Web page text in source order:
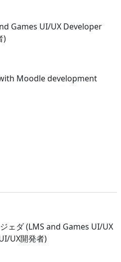
Games UI/UX Developer
)
Moodle development
ェダ (LMS and Games UI/UX
UX開発者)